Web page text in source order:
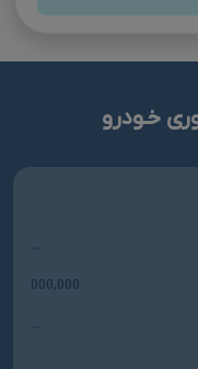
خـودرو
...
000,000
...